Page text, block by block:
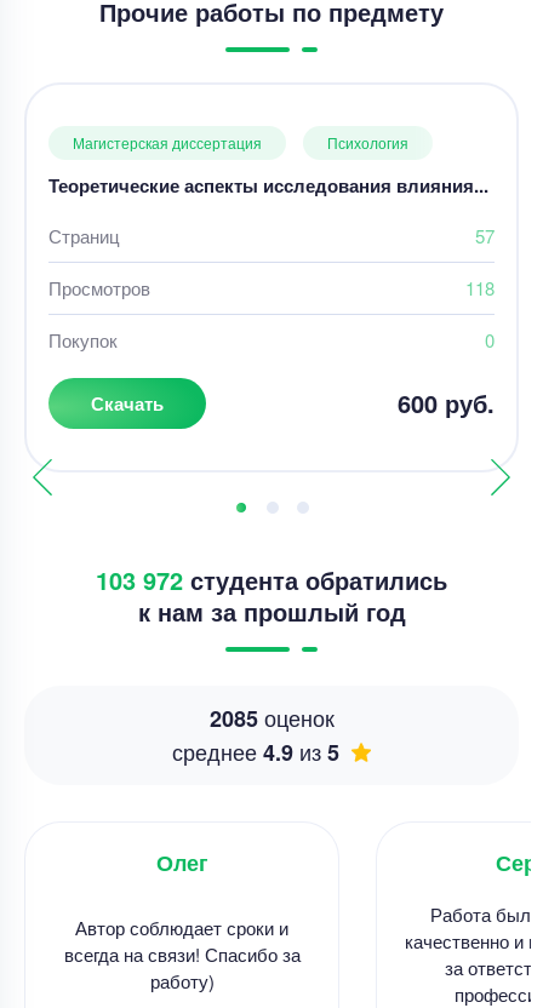
Прочие работы по предмету
Магистерская диссертация Психология
Теоретические аспекты исследования влияния...
Страниц 57
Просмотров 118
Покупок 0
Скачать 600 руб.
103 972 студента обратились
к нам за прошлый год
2085оценок
среднее4.9 из5
Олег
Автор соблюдает сроки и
всегда на связи! Спасибо за
работу)
Работа
качественно и
за